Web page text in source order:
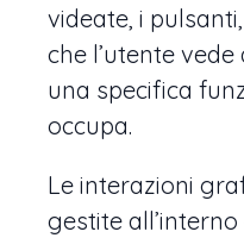
videate, i
che l’utente vede
una specifica
occupa.
Le interazioni
gestite